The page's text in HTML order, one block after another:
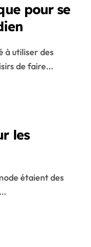
pour se
de faire...
les